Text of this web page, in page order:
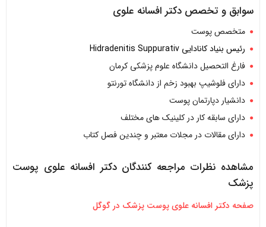
سوابق و تخصص دکتر افسانه علوی
متخصص پوست
رئیس بنیاد کانادایی Hidradenitis Suppurativ
فارغ التحصیل دانشگاه علوم پزشکی کرمان
دارای فلوشیپ بهبود زخم از دانشگاه تورنتو
دانشیار دپارتمان پوست
دارای سابقه کار در کلینیک های مختلف
دارای مقالات در مجلات معتبر و چندین فصل کتاب
مشاهده نظرات مراجعه کنندگان دکتر افسانه علوی پوست
پزشک
صفحه دکتر افسانه علوی پوست پزشک در گوگل